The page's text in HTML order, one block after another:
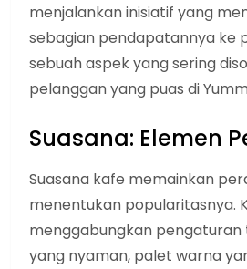
menjalankan inisiatif yang
sebagian pendapatannya ke
sebuah aspek yang sering
pelanggan yang puas di
Suasana: Elemen
Suasana kafe memainkan
menentukan popularitasnya.
menggabungkan
yang nyaman, palet warna